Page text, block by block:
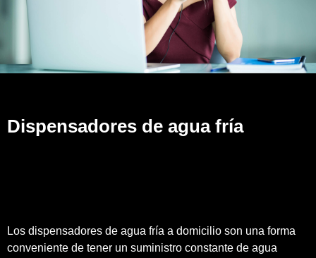
Dispensadores de agua fría
Los dispensadores de agua fría a domicilio son una forma
conveniente de tener un suministro constante de agua